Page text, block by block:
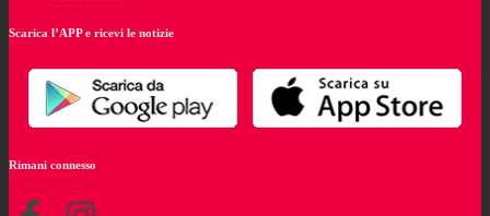
Scarica l’APP e ricevi le notizie
Rimani connesso